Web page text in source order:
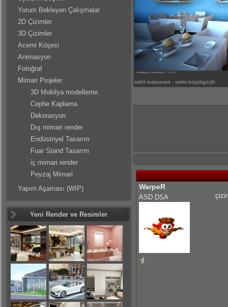
sahil restaurant - selim büyükgüçlü
WarpeR
ASD DSA
Yorum Bekleyen Çalışmalar
2D Çizimler
3D Çizimler
Acemi Köşesi
Animasyon
Fotoğraf
Mimari Projeler
3D Mobilya modelleme
Cephe Kaplama
Dekorasyon
Dış mimari render
Endüstriyel Tasarım
Fuar Stand Tasarım
iç mimari render
Peyzaj Mimari
Yapım Aşaması (WIP)
Yeni Render ve Resimler